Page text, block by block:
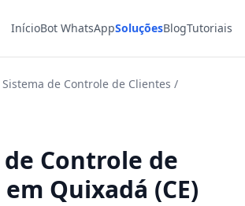
InícioBot WhatsAppSoluçõesBlogTutoriais
Sistema de Controle de Clientes /
Controle de
Quixadá (CE)